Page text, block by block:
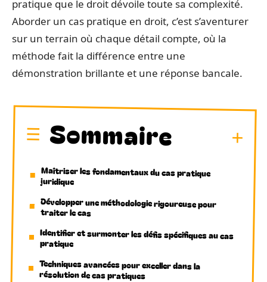
pratique que le droit dévoile toute sa complexité.
Aborder un cas pratique en droit, c’est s’aventurer
sur un terrain où chaque détail compte, où la
méthode fait la différence entre une
démonstration brillante et une réponse bancale.
Sommaire
Maîtriser les fondamentaux du cas pratique
juridique
Développer une méthodologie rigoureuse pour
traiter le cas
Identifier et surmonter les défis spécifiques au cas
pratique
Techniques avancées pour exceller dans la
résolution de cas pratiques